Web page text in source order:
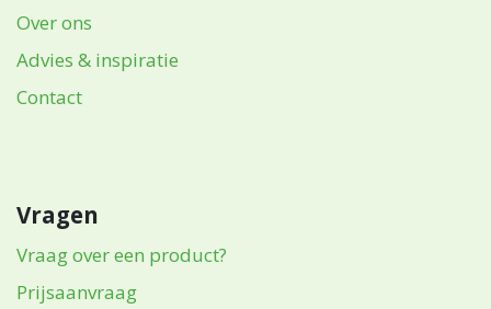
Over ons
Advies & inspiratie
Contact
Vragen
Vraag over een product?
Prijsaanvraag